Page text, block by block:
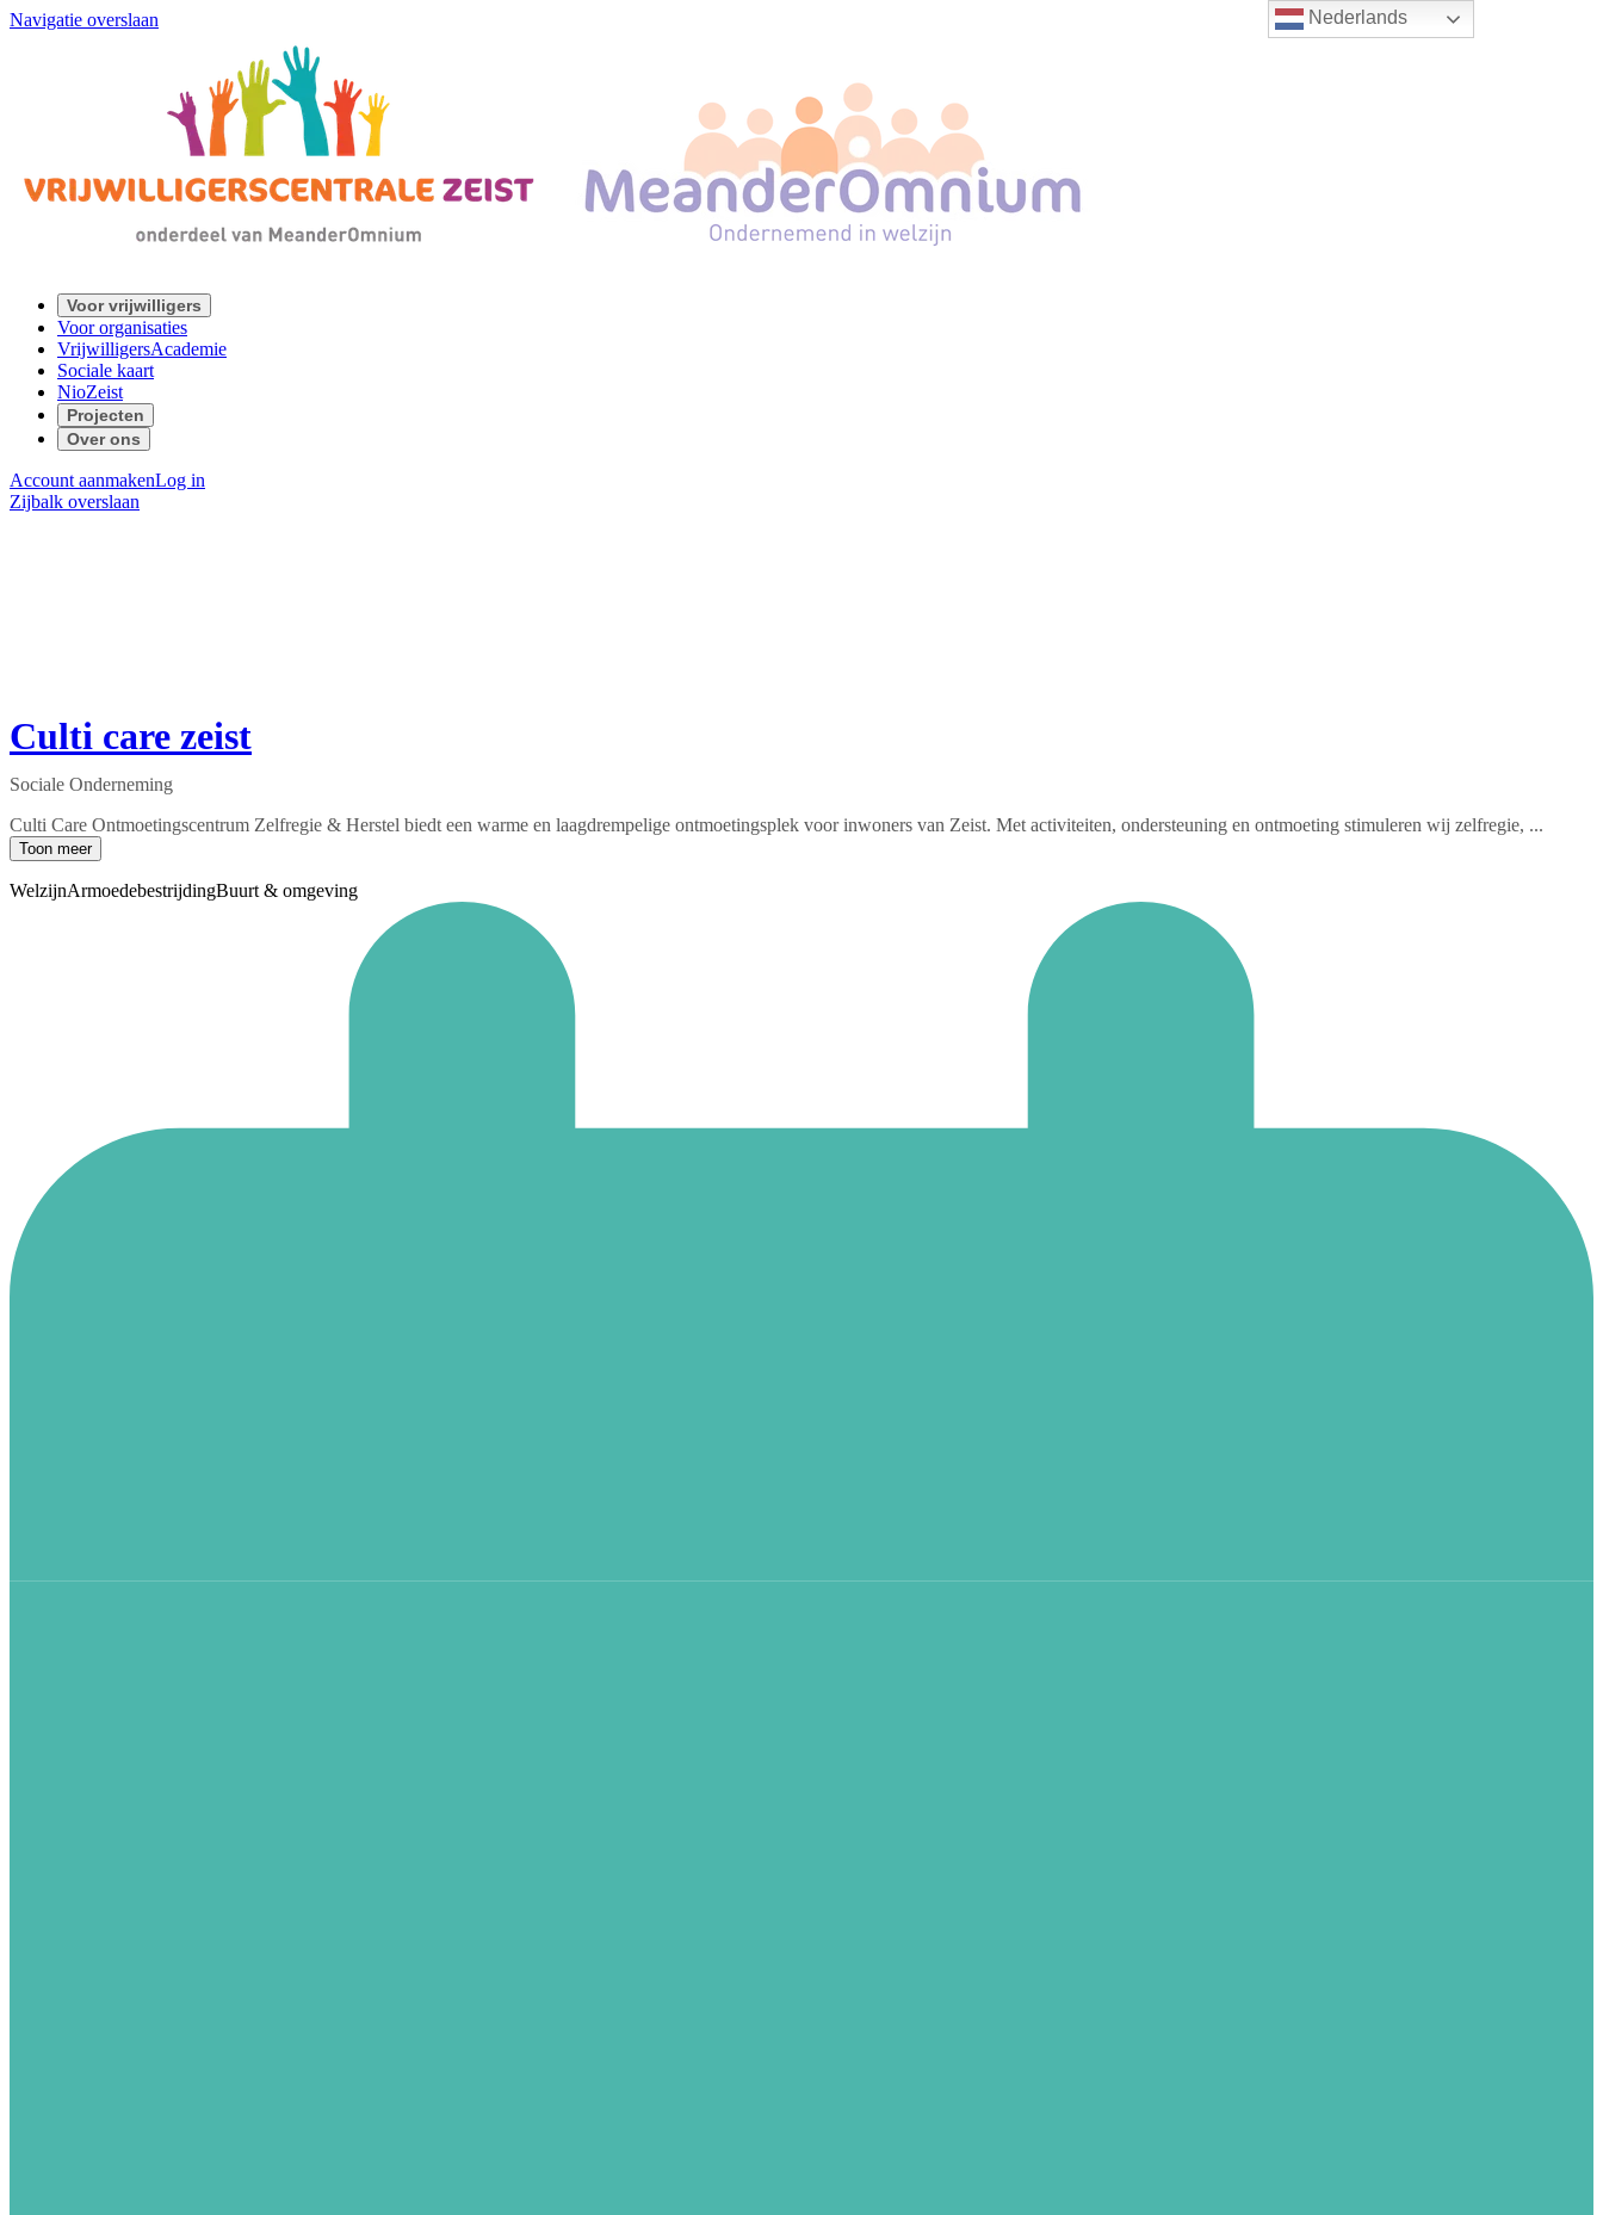
Nederlands
Navigatie overslaan
Voor vrijwilligers
Voor organisaties
VrijwilligersAcademie
Sociale kaart
NioZeist
Projecten
Over ons
Account aanmakenLog in
Zijbalk overslaan
Culti care zeist
Sociale Onderneming
Culti Care Ontmoetingscentrum Zelfregie & Herstel biedt een warme en laagdrempelige ontmoetingsplek voor inwoners van Zeist. Met activiteiten, ondersteuning en ontmoeting stimuleren wij zelfregie, ...
Toon meer
WelzijnArmoedebestrijdingBuurt & omgeving